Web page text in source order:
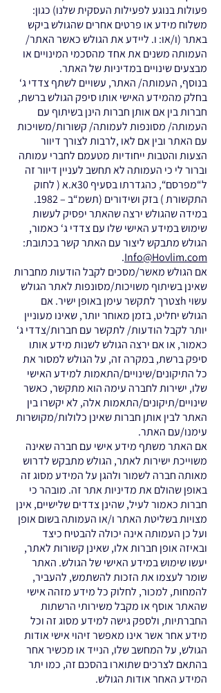
פעולות בנוגע לפעילות העסקית שלנו) כגון:
משלוח מידע או פרטים אחרים שהגולש ביקש
באתר (ו/או: ו. ליידע את הגולש כאשר האתר/
העמותה משנים את אחד מהסכמי המינויים או
מבצעים שינויים במדיניות של האתר.
בנוסף, העמותה/ האתר, עשויים לשתף צדדי ג‘
בחלק מהמידע האישי אותו סיפק הגולש ברשת,
חברות בין אם אותן חברות הינן בשיתוף עם
העמותה/ מסונפות לעמותה/ קשורות/משויכות
עם האתר ובין אם לאו ,לרבות לצורך דיוור
הצעות והטבות ייחודיות מטעמם לחברי עמותה
וברור לי כי העמותה לא תחשב לעניין דיוור זה
ל“מפרסם“, כהגדרתו בסעיף 30א.א ( לחוק
התקשורת ) בזק ושידורים (תשמ“ב – 1982.
במידה שהגולש ירצה שהאתר יפסיק לעשות
שימוש במידע האישי שלו עם צדדי ג‘ כאמור,
הגולש מתבקש ליצור עם האתר קשר בכתובת:
Info@Hovlim.com
.
אם הגולש מאשר/מסכים לקבל הודעות מחברות
שאינן בשיתוף משויכות/מסונפות לאתר הגולש
עשוי hצטרך לתקשר עימן באופן ישיר. אם
הגולש יחליט, בזמן מאוחר יותר, שאינו מעוניין
יותר לקבל הודעות/ לתקשר עם חברות/צדדי ג‘
כאמור, או אם ירצה הגולש לשנות מידע אותו
סיפק ברשת, במקרה זה, על הגולש למסור את
כל התיקונים/שינויים/התאמות למידע האישי
שלו, ישירות לחברה עימה הוא מתקשר, כאשר
שינויים/תיקונים/התאמות אלה, לא יקשרו בין
האתר לבין אותן חברות שאינן כלולות/מקושרות
עימנו/עם האתר.
אם האתר משתף מידע אישי עם חברה שאינה
משוייכת ישירות לאתר, הגולש מתבקש לדרוש
מאותה חברה לשמור ולהגן על המידע מסוג זה
באופן שהולם את מדיניות אתר זה. מובהר כי
חברות כאמור לעיל, שהינן צדדים שלישיים, אינן
מצויות בשליטת האתר ו/או העמותה בשום אופן
ועל כן העמותה אינה יכולה להבטיח כיצד
ובאיזה אופן חברות אלו, שאינן קשורות לאתר,
יעשו שימוש במידע האישי של הגולש. האתר
שומר לעצמו את הזכות להשתמש, להעביר,
להמחות, למכור, לחלוק כל מידע מזהה אישי
שהאתר אוסף או מקבל משירותי הרשתות
החברתיות, ולספק גישה למידע מסוג זה וכל
מידע אחר אשר אינו מאפשר זיהוי אישי אודות
הגולש, על המחשב שלו, הנייד או מכשיר אחר
בהתאם לצרכים שתוארו בהסכם זה, כמו יתר
המידע האחר אודות הגולש.